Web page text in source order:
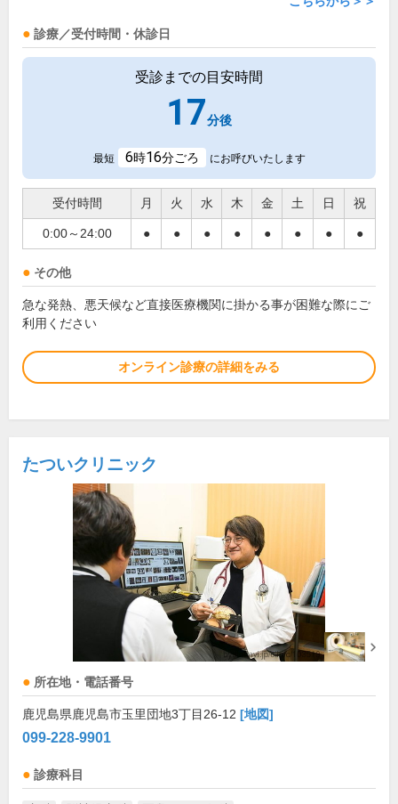
診療／受付時間・休診日
受診までの目安時間
17分後
最短 6時16分ごろ にお呼びいたします
受付時間 月 火 水 木 金 土 日 祝
0:00～24:00 ● ● ● ● ● ● ● ●
その他
急な発熱、悪天候など直接医療機関に掛かる事が困難な際にご
利用ください
オンライン診療の詳細をみる
たついクリニック
所在地・電話番号
鹿児島県鹿児島市玉里団地3丁目26-12 [地図]
099-228-9901
診療科目